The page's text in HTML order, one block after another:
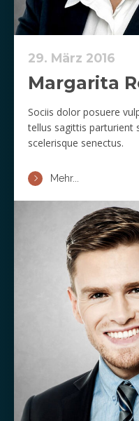
29. März 2016
Margarita
Sociis dolor posuere
tellus sagittis parturient
scelerisque senectus.
Mehr...